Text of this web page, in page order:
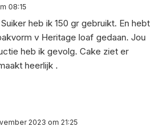
08:15
heb ik 150 gr gebruikt. En hebt
v Heritage loaf gedaan. Jou
heb ik gevolg. Cake ziet er
heerlijk .
2023 om 21:25